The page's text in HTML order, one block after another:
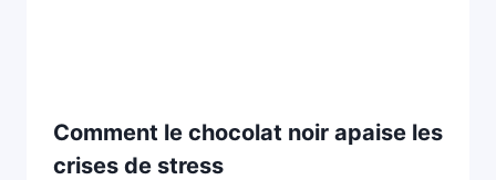
Comment le chocolat noir apaise les
crises de stress